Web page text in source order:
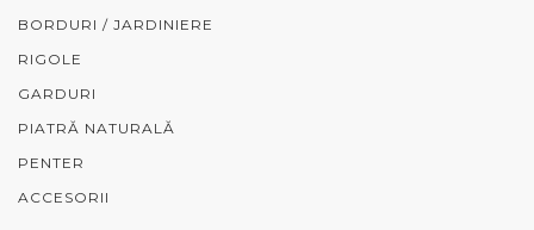
BORDURI / JARDINIERE
RIGOLE
GARDURI
PIATRĂ NATURALĂ
PENTER
ACCESORII